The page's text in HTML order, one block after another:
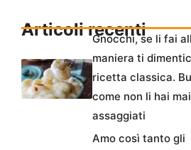
Articoli recenti
Gnocchi, se li fai
maniera ti
ricetta classica.
come non li hai mai
assaggiati
Amo così tanto gli